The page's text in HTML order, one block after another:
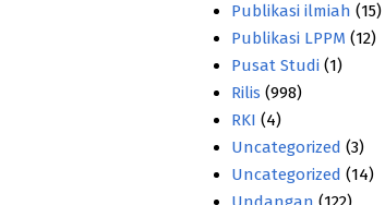
Publikasi ilmiah (15)
Publikasi LPPM (12)
Pusat Studi (1)
Rilis (998)
RKI (4)
Uncategorized (3)
Uncategorized (14)